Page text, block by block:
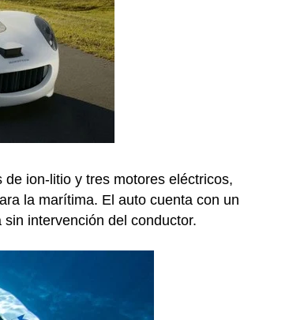
ion-litio y tres motores eléctricos,
la marítima. El auto cuenta con un
intervención del conductor.